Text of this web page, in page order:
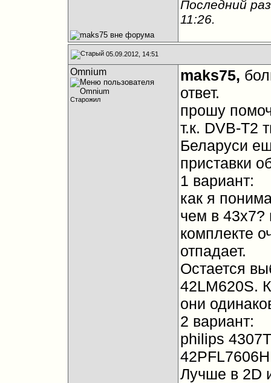
Последний
11:26.
05.09.2012, 14:51
Omnium
Старожил
maks75,
ответ.
прошу
т.к. DVB-T2
Беларуси
приставки
1 вариант:
как я
чем в 43х7?
комплекте
отпадает.
Остается
42LM620S.
они
2 вариант:
philips
Лучше в 2D